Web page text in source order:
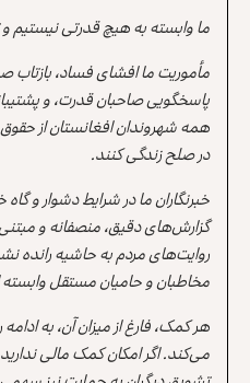
ما وابسته به هیچ قدرتی نیستیم
مأموریت ما افشای فساد،
پاسخگویی صاحبان قدرت، و
همه شهروندان افغانستان از حقوق
در صلح زندگی کنند.
خبرنگاران ما در شرایط دشوار و
گزارش‌های دقیق، منصفانه و
روایت‌های مردم به حاشیه رانده
مخاطبان و حامیان مستقل
هر کمک، فارغ از میزان آن، به
می‌کند. اگر امکان کمک مالی